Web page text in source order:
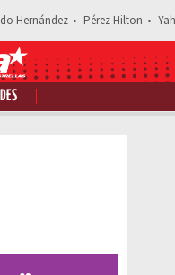
Hernández Pérez Hilton
Comparte esta noticia